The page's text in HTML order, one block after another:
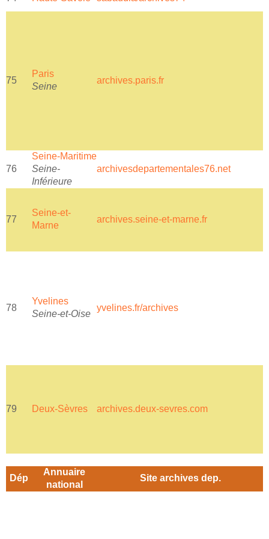
75
Paris
Seine
archives.paris.fr
76
Seine-Maritime
Seine-
Inférieure
archivesdepartementales76.net
77
Seine-et-
Marne
archives.seine-et-marne.fr
78
Yvelines
Seine-et-Oise
yvelines.fr/archives
79 Deux-Sèvres archives.deux-sevres.com
Dép
Annuaire
national
Site archives dep.